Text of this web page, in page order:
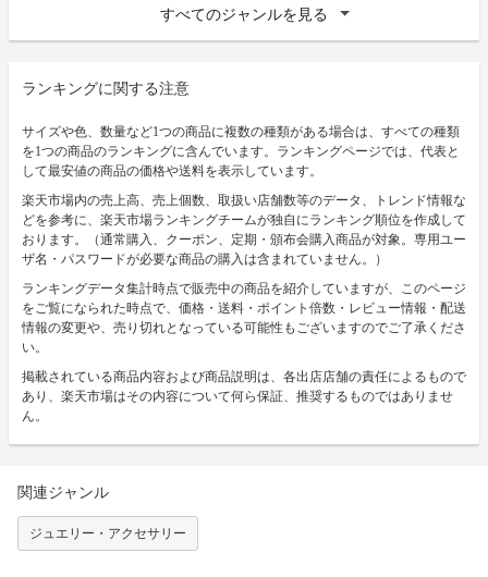
すべてのジャンルを見る
ランキングに関する注意
サイズや色、数量など1つの商品に複数の種類がある場合は、すべての種類
を1つの商品のランキングに含んでいます。ランキングページでは、代表と
して最安値の商品の価格や送料を表示しています。
楽天市場内の売上高、売上個数、取扱い店舗数等のデータ、トレンド情報な
どを参考に、楽天市場ランキングチームが独自にランキング順位を作成して
おります。（通常購入、クーポン、定期・頒布会購入商品が対象。専用ユー
ザ名・パスワードが必要な商品の購入は含まれていません。）
ランキングデータ集計時点で販売中の商品を紹介していますが、このページ
をご覧になられた時点で、価格・送料・ポイント倍数・レビュー情報・配送
情報の変更や、売り切れとなっている可能性もございますのでご了承くださ
い。
掲載されている商品内容および商品説明は、各出店店舗の責任によるもので
あり、楽天市場はその内容について何ら保証、推奨するものではありませ
ん。
関連ジャンル
ジュエリー・アクセサリー